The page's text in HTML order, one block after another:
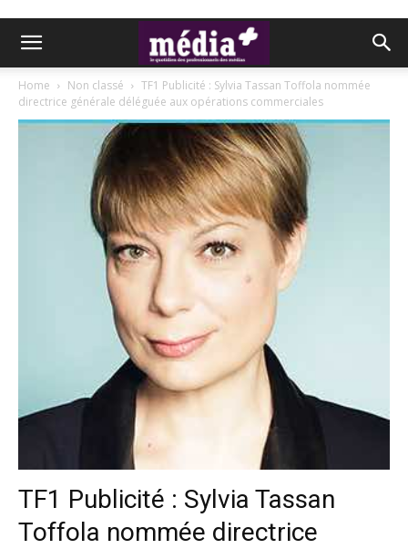
Home Non classé
TF1 Publicité : Sylvia Tassan Toffola nommée
directrice générale déléguée aux opérations commerciales
TF1 Publicité : Sylvia Tassan
Toffola nommée directrice